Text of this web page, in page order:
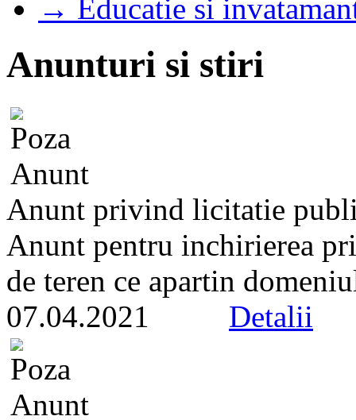
→ Educatie si
Anunturi si stiri
Anunt privind licitatie
Anunt pentru inchirierea
de teren ce apartin
07.04.2021 Detalii